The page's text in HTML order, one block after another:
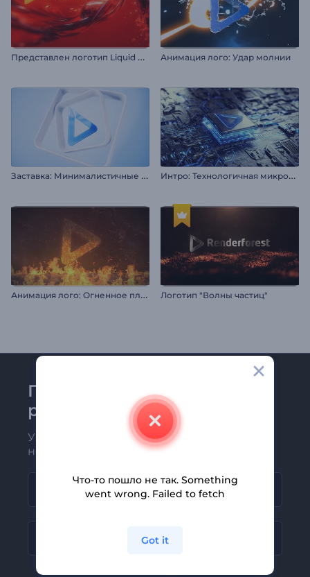
П
редставлен логотип Liquid Fusion Анимация лого: Удар молнии
З
аставка: Минималистичные фигуры И
нтро: Технологичная микросхема
А
нимация лого: Огненное пламя Логотип "Волны частиц"
Присоединяйтесь к
рассылке Renderforest
Узнавайте о последних новостях и
новых предложениях первыми
Что-то пошло не так. Something
went wrong. Failed to fetch
Got it